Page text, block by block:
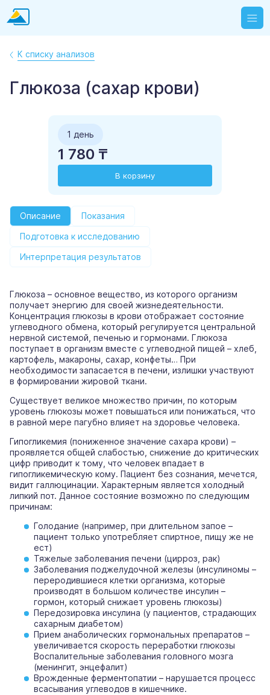
К списку анализов
Глюкоза (сахар крови)
1 день
1 780 ₸
В корзину
Описание
Показания
Подготовка к исследованию
Интерпретация результатов
Глюкоза – основное вещество, из которого организм
получает энергию для своей жизнедеятельности.
Концентрация глюкозы в крови отображает состояние
углеводного обмена, который регулируется центральной
нервной системой, печенью и гормонами. Глюкоза
поступает в организм вместе с углеводной пищей – хлеб,
картофель, макароны, сахар, конфеты… При
необходимости запасается в печени, излишки участвуют
в формировании жировой ткани.
Существует великое множество причин, по которым
уровень глюкозы может повышаться или понижаться, что
в равной мере пагубно влияет на здоровье человека.
Гипогликемия (пониженное значение сахара крови) –
проявляется общей слабостью, снижение до критических
цифр приводит к тому, что человек впадает в
гипогликемическую кому. Пациент без сознания, мечется,
видит галлюцинации. Характерным является холодный
липкий пот. Данное состояние возможно по следующим
причинам:
Голодание (например, при длительном запое –
пациент только употребляет спиртное, пищу же не
ест)
Тяжелые заболевания печени (цирроз, рак)
Заболевания поджелудочной железы (инсулиномы –
переродившиеся клетки организма, которые
производят в большом количестве инсулин –
гормон, который снижает уровень глюкозы)
Передозировка инсулина (у пациентов, страдающих
сахарным диабетом)
Прием анаболических гормональных препаратов –
увеличивается скорость переработки глюкозы
Воспалительные заболевания головного мозга
(менингит, энцефалит)
Врожденные ферментопатии – нарушается процесс
всасывания углеводов в кишечнике.